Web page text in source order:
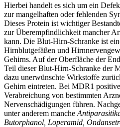
Hierbei handelt es sich um ein
zur mangelhaften oder fehlenden
Dieses Protein ist wichtiger
zur Überempfindlichkeit mancher
kann. Die Blut-Hirn-Schranke ist
Hirnblutgefäßen und
Gehirns. Auf der Oberfläche der
Teil dieser Blut-Hirn-Schranke der
dazu unerwünschte Wirkstoffe
Gehirn eintreten. Bei MDR1
Verabreichung von bestimmten
Nervenschädigungen führen.
unter anderem manche
Butorphanol, Loperamid,